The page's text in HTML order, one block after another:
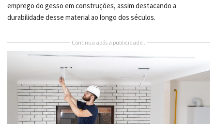
emprego do gesso em construções, assim destacando a
durabilidade desse material ao longo dos séculos.
Continua após a publicidade..